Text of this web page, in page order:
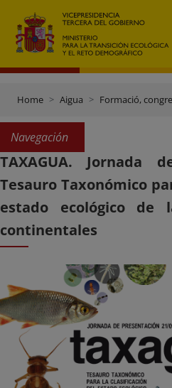
Home Aigua Formació,
Navegación
TAXAGUA. Jornada
Tesauro Taxonómico
estado ecológico de
continentales